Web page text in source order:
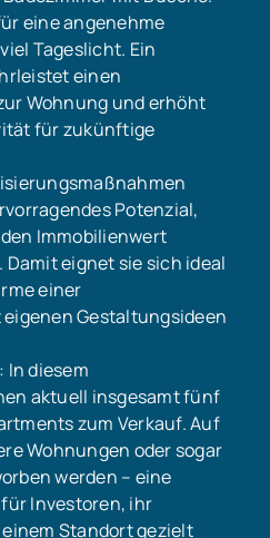
eine angenehme
Tageslicht. Ein
einen
Wohnung und erhöht
für zukünftige
Potenzial,
Immobilienwert
eignet sie sich ideal
einer
Gestaltungsideen
In diesem
aktuell insgesamt fünf
zum Verkauf. Auf
Wohnungen oder sogar
werden – eine
Investoren, ihr
Standort gezielt